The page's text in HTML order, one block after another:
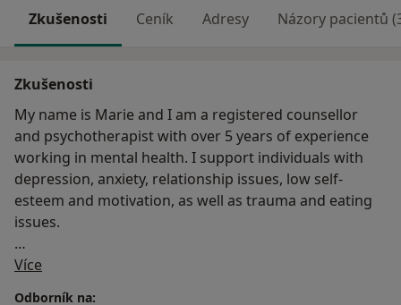
Zkušenosti Ceník Adresy Názory pacientů
Zkušenosti
My name is Marie and I am a registered counsellor
and psychotherapist with over 5 years of experience
working in mental health. I support individuals with
depression, anxiety, relationship issues, low self-
esteem and motivation, as well as trauma and eating
issues.
Working with an individualistic and a holistic approach
to psychological difficulties informed by my research-
Více
Odborník na: